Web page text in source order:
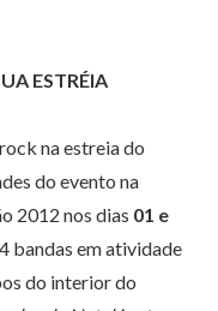
ESTRÉIA
na estreia do
do evento na
2012 nos dias 01 e
bandas em atividade
do interior do